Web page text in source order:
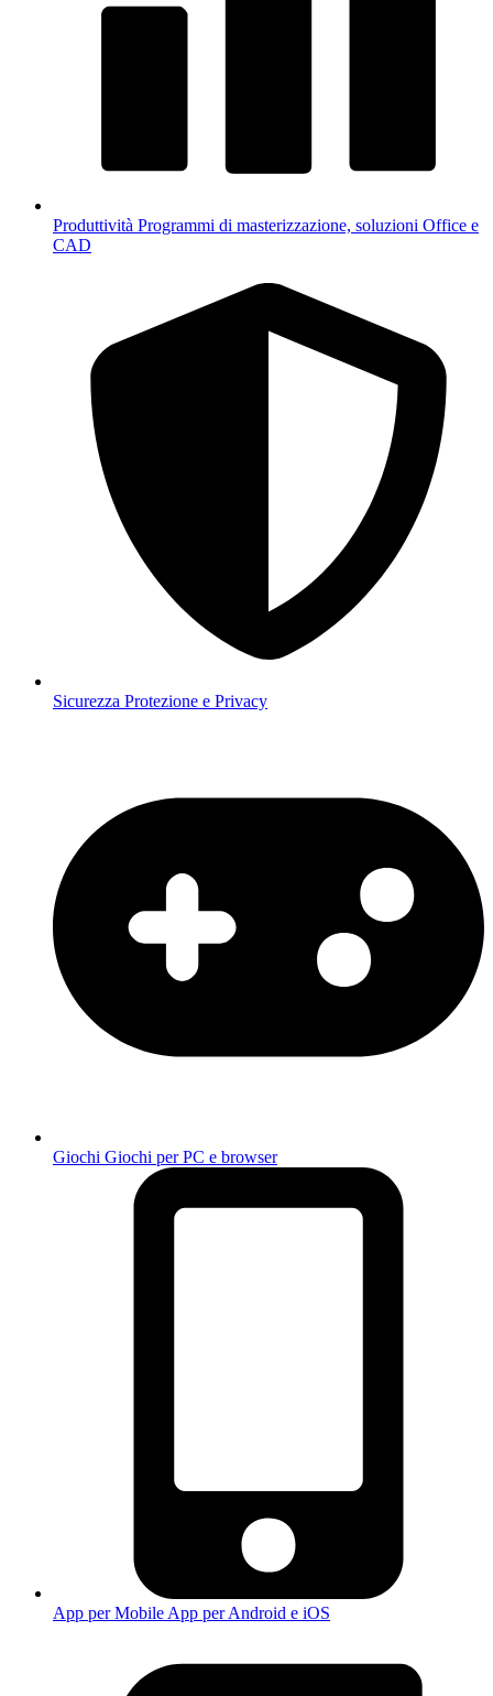
Produttività Programmi di masterizzazione, soluzioni Office e
CAD
Sicurezza Protezione e Privacy
Giochi Giochi per PC e browser
App per Mobile App per Android e iOS